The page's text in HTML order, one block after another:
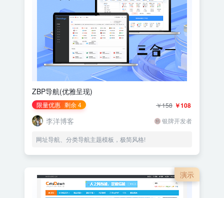
ZBP导航(优雅呈现)
限量优惠 剩余 4 ￥108
￥158
李洋博客 银牌开发者
网址导航、分类导航主题模板，极简风格!
演示